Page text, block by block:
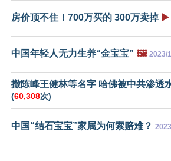
房价顶不住！700万买的 300万卖掉 ▶️
中国年轻人无力生养“金宝宝” 🖼️ 2023/
撤陈峰王健林等名字 哈佛被中共渗透
(60,308次)
中国“结石宝宝”家属为何索赔难？